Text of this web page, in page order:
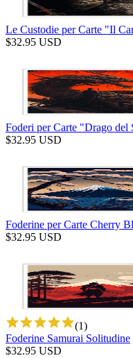
Le Custodie per Carte "Il
$32.95 USD
Foderi per Carte "Drago del
$32.95 USD
Foderine per Carte Cherry
$32.95 USD
(1)
Foderine Samurai Solitudine
$32.95 USD